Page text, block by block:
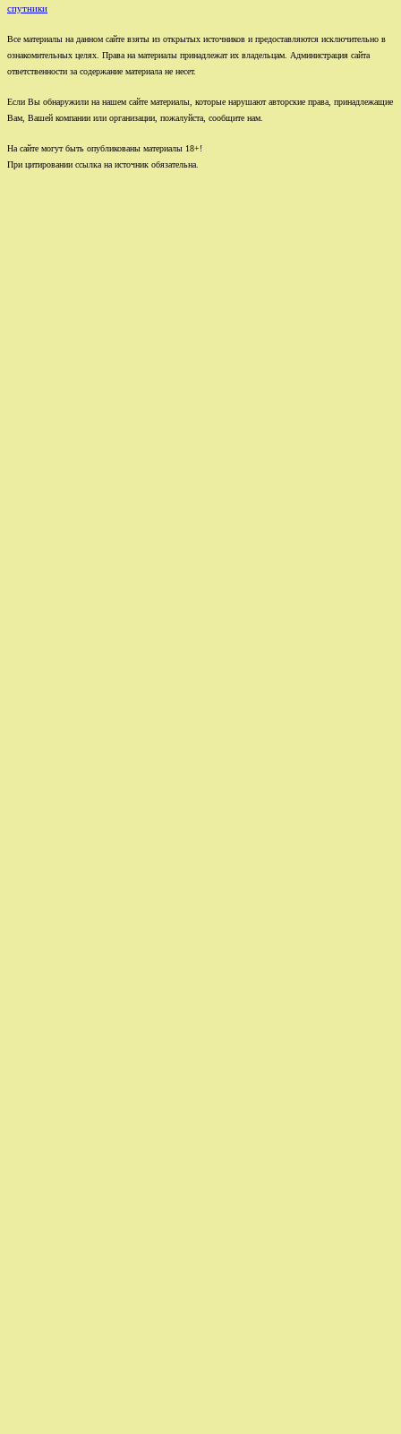
спутники
Все материалы на данном сайте взяты из открытых источников и предоставляются исключительно в
ознакомительных целях. Права на материалы принадлежат их владельцам. Администрация сайта
ответственности за содержание материала не несет.
Если Вы обнаружили на нашем сайте материалы, которые нарушают авторские права, принадлежащие
Вам, Вашей компании или организации, пожалуйста, сообщите нам.
На сайте могут быть опубликованы материалы 18+!
При цитировании ссылка на источник обязательна.